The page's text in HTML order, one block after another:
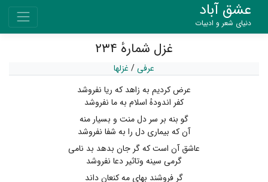
عشق آباد
دنیای شعر و ادبیات
غزل شمارهٔ ۲۳۴
عرفی/ غزلها
عرض کردیم به زاهد که ریا نفروشد
کفر اندودهٔ اسلام به ما نفروشد
گو بنه بر سر دل منت و بسیار منه
آن که بیماری دل را به شفا نفروشد
عاشق آن است که گر جان بدهد بد نامی
گرمی سینه وتاثیر دعا نفروشد
گر فروشند بهای مه کنعان داند